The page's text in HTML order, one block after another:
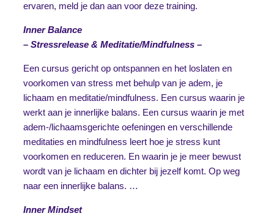
ervaren, meld je dan aan voor deze training.
Inner Balance
– Stressrelease & Meditatie/Mindfulness –
Een cursus gericht op ontspannen en het loslaten en
voorkomen van stress met behulp van je adem, je
lichaam en meditatie/mindfulness. Een cursus waarin je
werkt aan je innerlijke balans. Een cursus waarin je met
adem-/lichaamsgerichte oefeningen en verschillende
meditaties en mindfulness leert hoe je stress kunt
voorkomen en reduceren. En waarin je je meer bewust
wordt van je lichaam en dichter bij jezelf komt. Op weg
naar een innerlijke balans. …
Inner Mindset